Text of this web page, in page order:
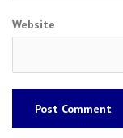
Website